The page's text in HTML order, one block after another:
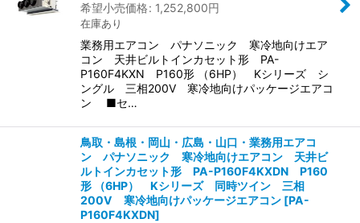
希望小売価格: 1,252,800円
在庫あり
業務用エアコン パナソニック 寒冷地向けエア
コン 天井ビルトインカセット形 PA-
P160F4KXN P160形 （6HP） Kシリーズ シ
ングル 三相200V 寒冷地向けパッケージエアコ
ン ■セ…
鳥取・島根・岡山・広島・山口・業務用エアコ
ン パナソニック 寒冷地向けエアコン 天井ビ
ルトインカセット形 PA-P160F4KXDN P160
形 （6HP） Kシリーズ 同時ツイン 三相
200V 寒冷地向けパッケージエアコン [PA-
P160F4KXDN]